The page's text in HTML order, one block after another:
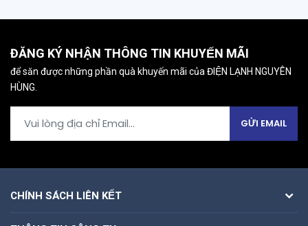
ĐĂNG KÝ NHẬN THÔNG TIN KHUYẾN MÃI
để săn được những phần quà khuyến mãi của ĐIỆN LẠNH NGUYÊN
HÙNG.
GỬI EMAIL
CHÍNH SÁCH LIÊN KẾT